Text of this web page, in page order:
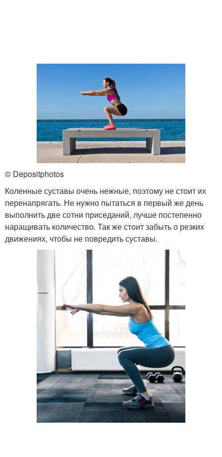
© Depositphotos
Коленные суставы очень нежные, поэтому не стоит их
перенапрягать. Не нужно пытаться в первый же день
выполнить две сотни приседаний, лучше постепенно
наращивать количество. Так же стоит забыть о резких
движениях, чтобы не повредить суставы.